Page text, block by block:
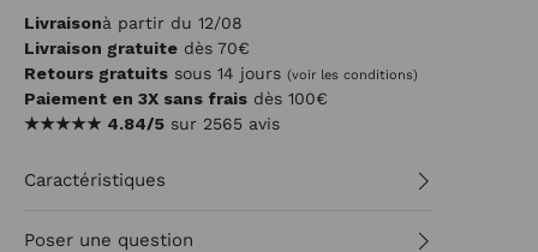
Livraisonà partir du 12/08
Livraison gratuite dès 70€
Retours gratuits sous 14 jours (voir les conditions)
Paiement en 3X sans frais dès 100€
★★★★★ 4.84/5 sur 2565 avis
Caractéristiques
Poser une question